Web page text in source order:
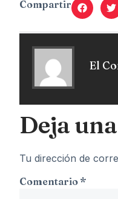
Compartir
El
Deja
Tu dirección de
Comentario *